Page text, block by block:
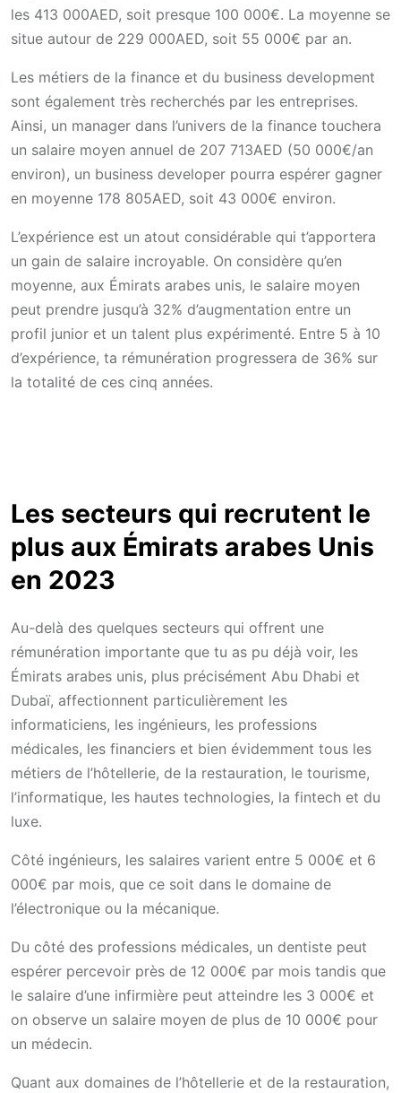
les 413 000AED, soit presque 100 000€. La moyenne se
situe autour de 229 000AED, soit 55 000€ par an.
Les métiers de la finance et du business development
sont également très recherchés par les entreprises.
Ainsi, un manager dans l’univers de la finance touchera
un salaire moyen annuel de 207 713AED (50 000€/an
environ), un business developer pourra espérer gagner
en moyenne 178 805AED, soit 43 000€ environ.
L’expérience est un atout considérable qui t’apportera
un gain de salaire incroyable. On considère qu’en
moyenne, aux Émirats arabes unis, le salaire moyen
peut prendre jusqu’à 32% d’augmentation entre un
profil junior et un talent plus expérimenté. Entre 5 à 10
d’expérience, ta rémunération progressera de 36% sur
la totalité de ces cinq années.
Les secteurs qui recrutent le
plus aux Émirats arabes Unis
en 2023
Au-delà des quelques secteurs qui offrent une
rémunération importante que tu as pu déjà voir, les
Émirats arabes unis, plus précisément Abu Dhabi et
Dubaï, affectionnent particulièrement les
informaticiens, les ingénieurs, les professions
médicales, les financiers et bien évidemment tous les
métiers de l’hôtellerie, de la restauration, le tourisme,
l’informatique, les hautes technologies, la fintech et du
luxe.
Côté ingénieurs, les salaires varient entre 5 000€ et 6
000€ par mois, que ce soit dans le domaine de
l’électronique ou la mécanique.
Du côté des professions médicales, un dentiste peut
espérer percevoir près de 12 000€ par mois tandis que
le salaire d’une infirmière peut atteindre les 3 000€ et
on observe un salaire moyen de plus de 10 000€ pour
un médecin.
Quant aux domaines de l’hôtellerie et de la restauration,